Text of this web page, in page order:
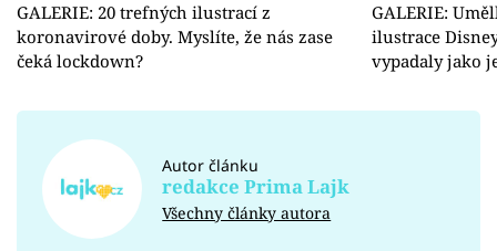
GALERIE: 20 trefných ilustrací z
koronavirové doby. Myslíte, že nás zase
čeká lockdown?
GALERIE:
ilustrace
vypadaly jako
Autor článku
redakce Prima Lajk
Všechny články autora